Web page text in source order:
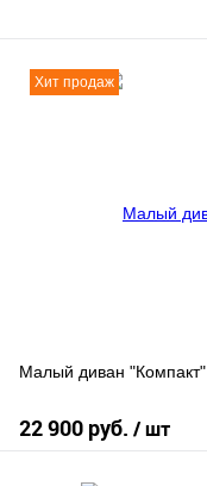
Хит продаж
Малый диван "Компакт"
22 900 руб. / шт